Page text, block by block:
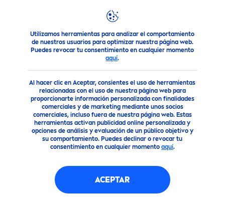
Utilizamos herramientas para analizar el comportamiento
de nuestros usuarios para optimizar nuestra página web.
Puedes revocar tu consentimiento en cualquier momento
aquí.
Al hacer clic en Aceptar, consientes el uso de herramientas
relacionadas con el uso de nuestra página web para
proporcionarte información personalizada con finalidades
comerciales y de marketing mediante unos socios
comerciales, incluso fuera de nuestra página web. Estas
herramientas activan publicidad online personalizada y
opciones de análisis y evaluación de un público objetivo y
su comportamiento. Puedes declinar o revocar tu
consentimiento en cualquier momento aquí.
ACEPTAR
Nuestros Productos Cuidado Corporal Cuidado Corporal
(0)
GEL DE DUCHANIVEA MEN
DEEP
Fórmula
biodegradabl